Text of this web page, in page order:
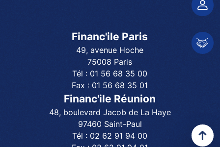
Espace client
Espace
Financ'ile Paris
49, avenue Hoche
75008 Paris
Tél : 01 56 68 35 00
Fax : 01 56 68 35 01
Financ'ile Réunion
48, boulevard Jacob de La Haye
97460 Saint-Paul
Tél : 02 62 91 94 00